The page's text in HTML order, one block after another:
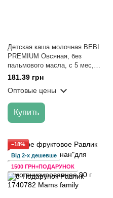
Детская каша молочная BEBI
PREMIUM Овсяная, без
пальмового масла, с 5 мес,
200 гр
181.39 грн
Оптовые цены
Купить
−18%
Від 2-х дешевше
1500 ГРН+ПОДАРУНОК